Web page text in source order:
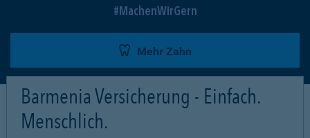
MachenWirGern
Mehr Zahn
Barmenia Versicherung - Einfach.
Menschlich.